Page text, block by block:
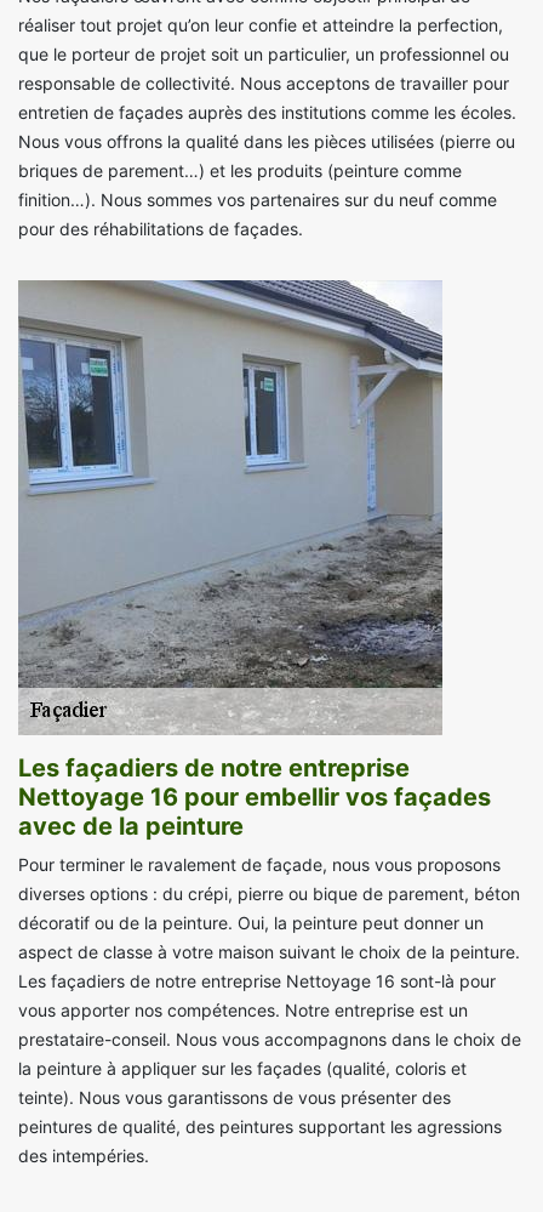
réaliser tout projet qu’on leur confie et atteindre la perfection,
que le porteur de projet soit un particulier, un professionnel ou
responsable de collectivité. Nous acceptons de travailler pour
entretien de façades auprès des institutions comme les écoles.
Nous vous offrons la qualité dans les pièces utilisées (pierre ou
briques de parement…) et les produits (peinture comme
finition…). Nous sommes vos partenaires sur du neuf comme
pour des réhabilitations de façades.
Les façadiers de notre entreprise
Nettoyage 16 pour embellir vos façades
avec de la peinture
Pour terminer le ravalement de façade, nous vous proposons
diverses options : du crépi, pierre ou bique de parement, béton
décoratif ou de la peinture. Oui, la peinture peut donner un
aspect de classe à votre maison suivant le choix de la peinture.
Les façadiers de notre entreprise Nettoyage 16 sont-là pour
vous apporter nos compétences. Notre entreprise est un
prestataire-conseil. Nous vous accompagnons dans le choix de
la peinture à appliquer sur les façades (qualité, coloris et
teinte). Nous vous garantissons de vous présenter des
peintures de qualité, des peintures supportant les agressions
des intempéries.